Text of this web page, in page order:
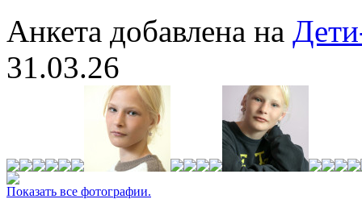
Анкета добавлена на
31.03.26
Показать все фотографии.